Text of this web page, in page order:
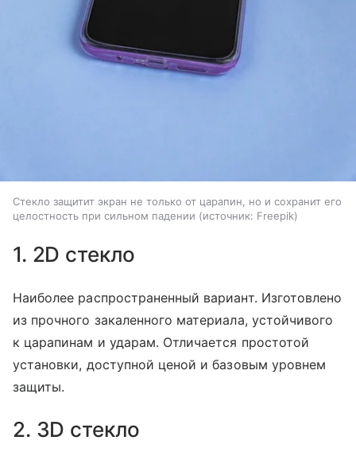
Стекло защитит экран не только от царапин, но и сохранит его
целостность при сильном падении
источник: Freepik
1. 2D стекло
Наиболее распространенный вариант. Изготовлено
из прочного закаленного материала, устойчивого
к царапинам и ударам. Отличается простотой
установки, доступной ценой и базовым уровнем
защиты.
2. 3D стекло